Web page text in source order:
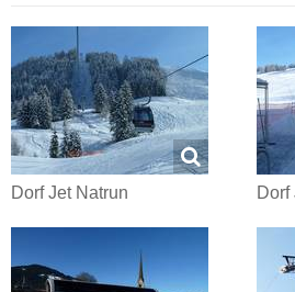
Dorf Jet Natrun Dorf